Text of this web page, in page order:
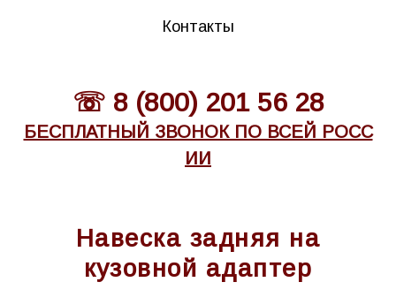
Контакты
☏ 8 (800) 201 56 28
БЕСПЛАТНЫЙ ЗВОНОК ПО ВСЕЙ РОСС
ИИ
Навеска задняя на
кузовной адаптер